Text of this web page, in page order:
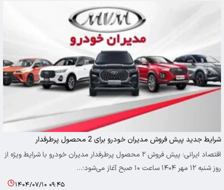
شرایط جدید پیش فروش مدیران خودرو برای 2 محصول پرطرفدار
اقتصاد ایرانی: پیش فروش ۲ محصول پرطرفدار مدیران خودرو با شرایط ویژه از
روز شنبه ۱۲ مهر ۱۴۰۴ ساعت ۱۰ صبح آغاز می‌شود؛…
۱۴۰۴/۰۷/۱۰ ۰۹:۴۵